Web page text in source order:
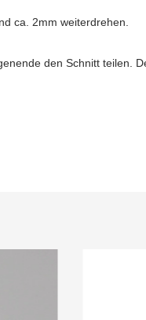
ca. 2mm weiterdrehen.
den Schnitt teilen.